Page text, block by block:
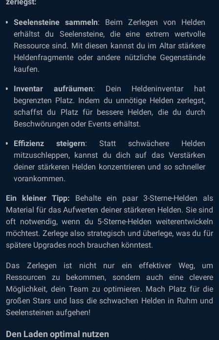
zerlegst:
Seelensteine sammeln: Beim Zerlegen von Helden
erhältst du Seelensteine, die eine extrem wertvolle
Ressource sind. Mit diesen kannst du im Altar stärkere
Heldenfragmente oder andere nützliche Gegenstände
kaufen.
Inventar aufräumen: Dein Heldeninventar hat
begrenzten Platz. Indem du unnötige Helden zerlegst,
schaffst du Platz für bessere Helden, die du durch
Beschwörungen oder Events erhältst.
Effizienz steigern: Statt schwächere Helden
mitzuschleppen, kannst du dich auf das Verstärken
deiner stärkeren Helden konzentrieren und so schneller
vorankommen.
Ein kleiner Tipp: Behalte ein paar 3-Sterne-Helden als
Material für das Aufwerten deiner stärkeren Helden. Sie sind
oft notwendig, wenn du 5-Sterne-Helden weiterentwickeln
möchtest. Zerlege also strategisch und überlege, was du für
spätere Upgrades noch brauchen könntest.
Das Zerlegen ist nicht nur ein effektiver Weg, um
Ressourcen zu bekommen, sondern auch eine clevere
Möglichkeit, dein Team zu optimieren. Mach Platz für die
großen Stars und lass die schwachen Helden in Ruhm und
Seelensteinen aufgehen!
Den Laden optimal nutzen